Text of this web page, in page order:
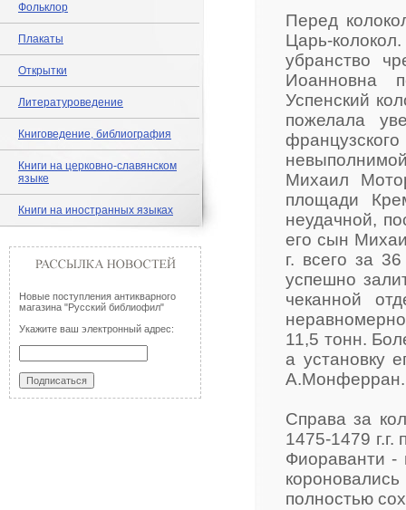
Фольклор
Плакаты
Открытки
Литературоведение
Книговедение, библиография
Книги на церковно-славянском
языке
Книги на иностранных языках
Новые поступления антикварного
магазина "Русский библиофил"
Укажите ваш электронный адрес:
Перед
Царь-
убранство
Иоанновна
Успенский
пожелала
Михаил
площади
неудачной,
его сын
г. всего за
успешно
чеканной
11,5 тонн.
а установку
А.Монферран.
Справа за
1475-1479 г.г.
Фиораванти -
полностью